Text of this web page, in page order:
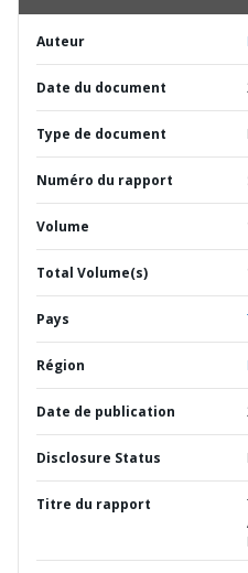
Auteur
Date du document
Type de document
Numéro du rapport
Volume
Total Volume(s)
Pays
Région
Date de publication
Disclosure Status
Titre du rapport